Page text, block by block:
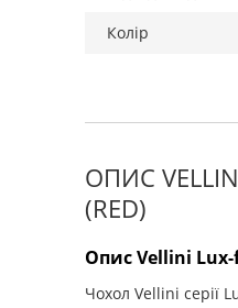
Колір
ОПИС
(RED)
Опис Vellini Lux-
Чохол Vellini серії